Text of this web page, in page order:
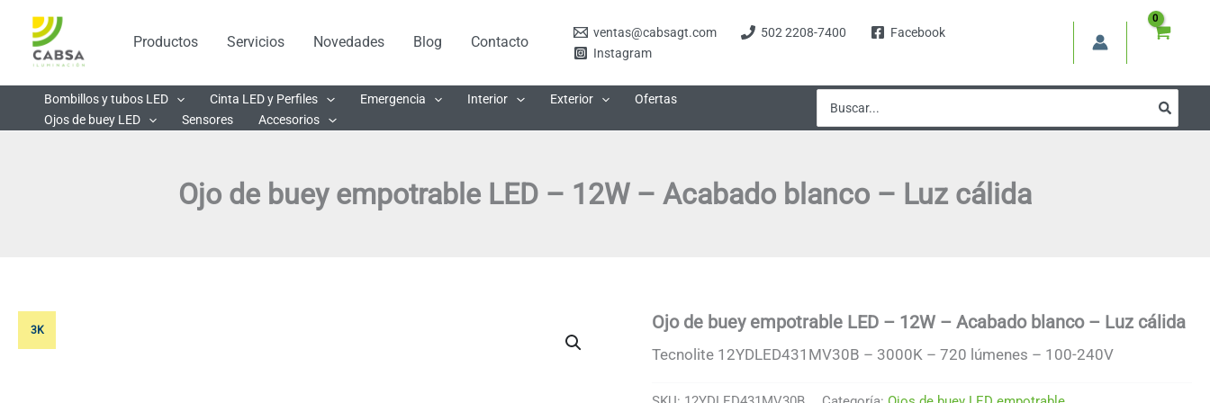
contenido
Productos Servicios Novedades Blog Contacto
ventas@cabsagt.com 502 2208-7400
Facebook
Instagram
Bombillos y tubos LED Cinta LED y Perfiles Emergencia Interior Exterior
Ofertas
Ojos de buey LED
Sensores Accesorios
por:
Ojo de buey empotrable LED – 12W – Acabado blanco – Luz cálida
3K Ojo de buey empotrable LED – 12W – Acabado blanco – Luz cálida
Tecnolite 12YDLED431MV30B – 3000K – 720 lúmenes – 100-240V